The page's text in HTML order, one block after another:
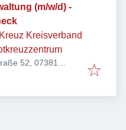
(m/w/d) -
Kreisverband
52, 07381